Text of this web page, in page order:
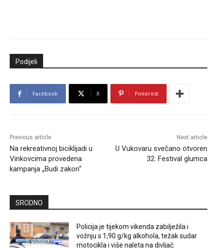
Podijeli
Facebook X Pinterest
Previous article
Na rekreativnoj biciklijadi u
Vinkovcima provedena
kampanja „Budi zakon“
Next article
U Vukovaru svečano otvoren
32. Festival glumca
SRODNO
Policija je tijekom vikenda zabilježila i
vožnju s 1,90 g/kg alkohola, težak sudar
motocikla i više naleta na divljač.